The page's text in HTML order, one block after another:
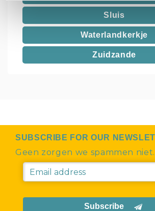
Sluis
Waterlandkerkje
Zuidzande
SUBSCRIBE FOR OUR
Geen zorgen we spammen niet.
Subscribe